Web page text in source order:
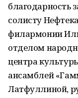
благодарность
солисту
филармонии
отделом
центра
ансамблей
Латфуллиной,